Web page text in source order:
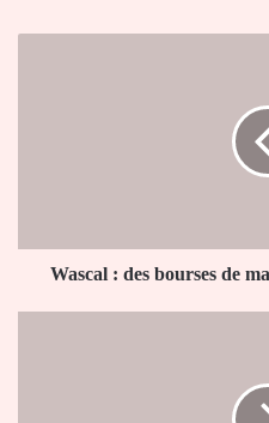
de
LoméWascal : des bourses de